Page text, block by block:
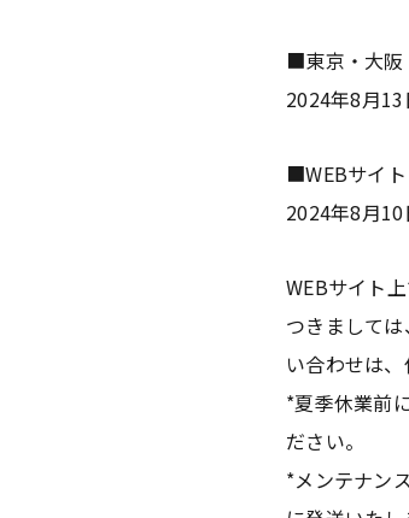
■東京・大阪
2024年8月
■WEBサイト
2024年8月
WEBサイト
つきまして
い合わせは
*夏季休業前
ださい。
*メンテナン